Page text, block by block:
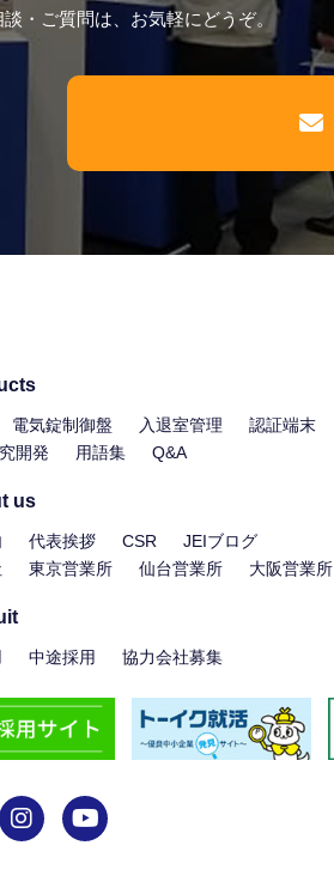
・ご質問は、お気軽にどうぞ。
電気錠制御盤 入退室管理 認証端末
開発
用語集 Q&A
us
代表挨拶 CSR
JEIブログ
東京営業所 仙台営業所 大阪営業所
中途採用 協力会社募集